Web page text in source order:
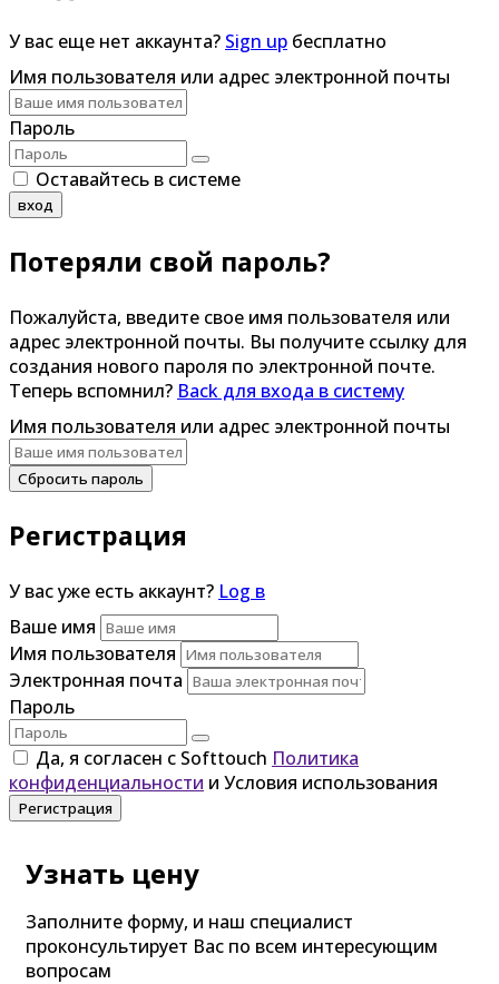
У вас еще нет аккаунта? Sign up бесплатно
Имя пользователя или адрес электронной почты
Пароль
Оставайтесь в системе
вход
Потеряли свой пароль?
Пожалуйста, введите свое имя пользователя или
адрес электронной почты. Вы получите ссылку для
создания нового пароля по электронной почте.
Теперь вспомнил? Back для входа в систему
Имя пользователя или адрес электронной почты
Сбросить пароль
Регистрация
У вас уже есть аккаунт? Log в
Ваше имя
Имя пользователя
Электронная почта
Пароль
Да, я согласен с Softtouch Политика
конфиденциальности и Условия использования
Регистрация
Узнать цену
Заполните форму, и наш специалист
проконсультирует Вас по всем интересующим
вопросам